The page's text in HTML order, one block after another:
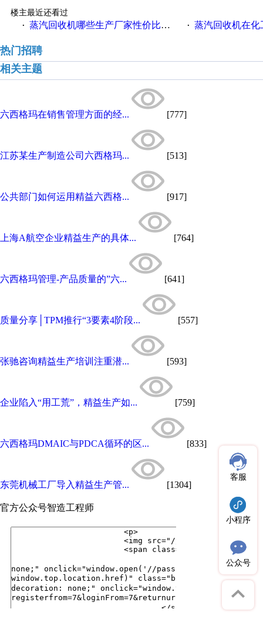
楼主最近还看过
· 蒸汽回收机哪些生产厂家性价比高一些 · 蒸汽回收机在化
热门招聘
相关主题
六西格玛在销售管理方面的经... [777]
江苏某生产制造公司六西格玛... [513]
公共部门如何运用精益六西格... [917]
上海A航空企业精益生产的具体... [764]
六西格玛管理-产品质量的”六... [641]
质量分享│TPM推行“3要素4阶段... [557]
张驰咨询精益生产培训注重潜... [593]
企业陷入“用工荒”，精益生产如... [759]
六西格玛DMAIC与PDCA循环的区... [833]
东莞机械工厂导入精益生产管... [1304]
官方公众号智造工程师
客服
小程序
公众号